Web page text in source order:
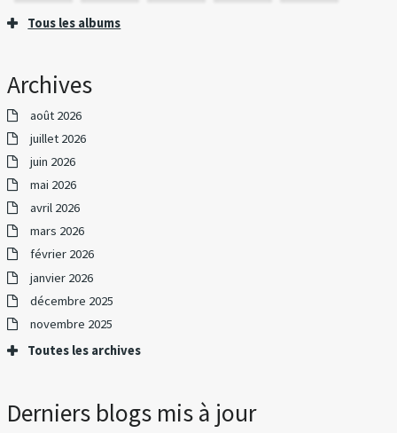
Tous les albums
Archives
août 2026
juillet 2026
juin 2026
mai 2026
avril 2026
mars 2026
février 2026
janvier 2026
décembre 2025
novembre 2025
Toutes les archives
Derniers blogs mis à jour